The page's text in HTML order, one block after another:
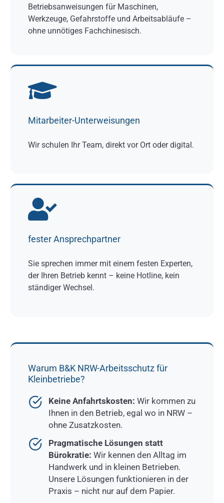
Betriebsanweisungen für Maschinen,
Werkzeuge, Gefahrstoffe und Arbeitsabläufe –
ohne unnötiges Fachchinesisch.
Mitarbeiter-Unterweisungen
Wir schulen Ihr Team, direkt vor Ort oder digital.
fester Ansprechpartner
Sie sprechen immer mit einem festen Experten,
der Ihren Betrieb kennt – keine Hotline, kein
ständiger Wechsel.
Warum B&K NRW-Arbeitsschutz für
Kleinbetriebe?
Keine Anfahrtskosten: Wir kommen zu
Ihnen in den Betrieb, egal wo in NRW –
ohne Zusatzkosten.
Pragmatische Lösungen statt
Bürokratie: Wir kennen den Alltag im
Handwerk und in kleinen Betrieben.
Unsere Lösungen funktionieren in der
Praxis – nicht nur auf dem Papier.